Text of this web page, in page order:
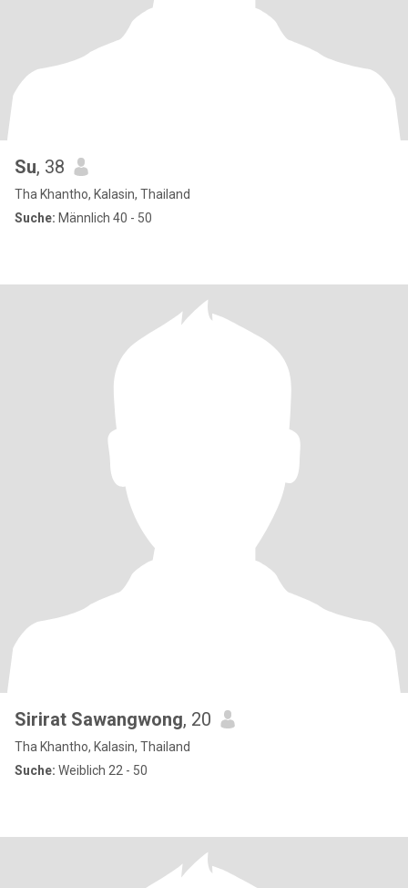
Su, 38
Tha Khantho, Kalasin, Thailand
Suche: Männlich 40 - 50
Sirirat Sawangwong, 20
Tha Khantho, Kalasin, Thailand
Suche: Weiblich 22 - 50